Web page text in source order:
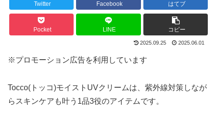
Twitter Facebook はてブ
Pocket LINE コピー
2025.09.25 2025.06.01
※プロモーション広告を利用しています
Tocco(トッコ)モイストUVクリームは、紫外線対策しなが
らスキンケアも叶う1品3役のアイテムです。